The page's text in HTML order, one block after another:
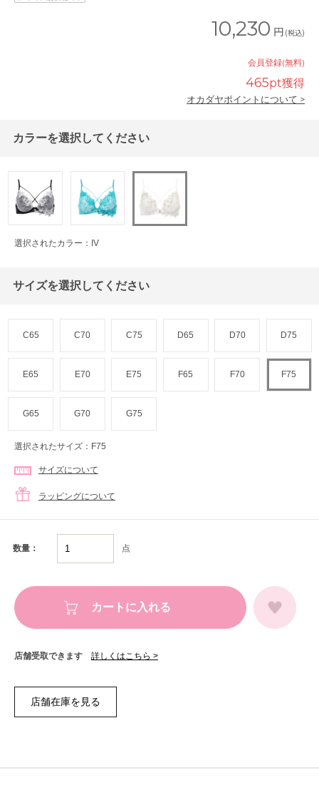
10,230 円 (税込)
会員登録(無料)
465pt獲得
オカダヤポイントについて >
カラーを選択してください
選択されたカラー：IV
サイズを選択してください
C65 C70 C75 D65 D70 D75
E65 E70 E75 F65 F70 F75
G65 G70 G75
選択されたサイズ：F75
サイズについて
ラッピングについて
数量： 点
カートに入れる
店舗受取できます 詳しくはこちら >